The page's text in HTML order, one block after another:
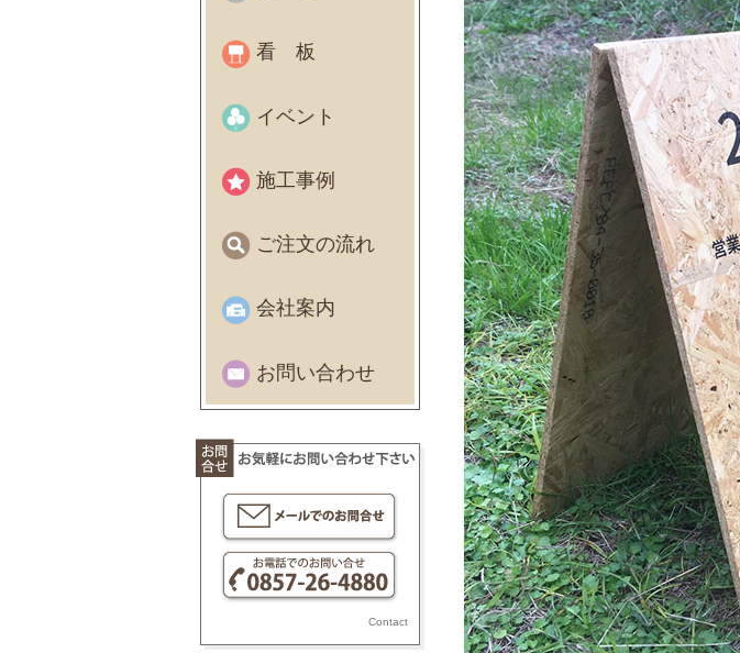
看板
イベント
施工事例
ご注文の流れ
会社案内
お問い合わせ
Contact